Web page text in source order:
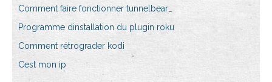
Comment faire fonctionner tunnelbear_
Programme dinstallation du plugin roku
Comment rétrograder kodi
Cest mon ip